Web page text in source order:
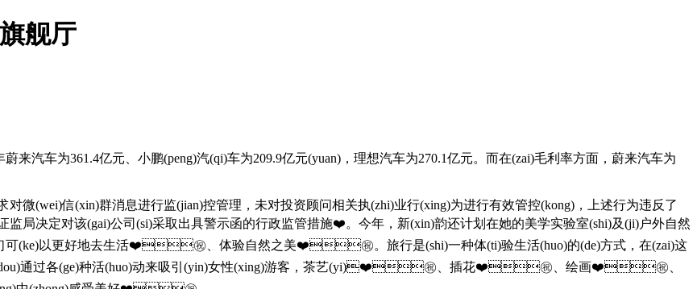
舰厅
为361.4亿元、小鹏(peng)汽(qi)车为209.9亿元(yuan)，理想汽车为270.1亿元。而在(zai)毛利率方面，蔚来汽车为
对微(wei)信(xin)群消息进行监(jian)控管理，未对投资顾问相关执(zhi)业行(xing)为进行有效管控(kong)，上述行为违反了
局决定对该(gai)公司(si)采取出具警示函的行政监管措施❤️。今年，新(xin)韵还计划在她的美学实验室(shi)及(ji)户外自然
可(ke)以更好地去生活❤️㊗️、体验自然之美❤️㊗️。旅行是(shi)一种体(ti)验生活(huo)的(de)方式，在(zai)这
通过各(ge)种活(huo)动来吸引(yin)女性(xing)游客，茶艺(yi)❤️㊗️、插花❤️㊗️、绘画❤️㊗️、